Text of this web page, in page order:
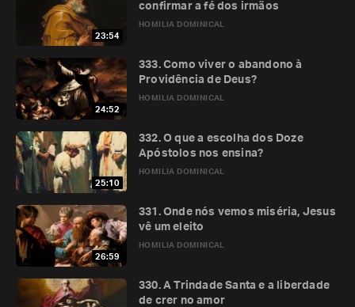
23:54
HOMILIA DOMINICAL
confirmar a fé dos irmãos
24:52
HOMILIA DOMINICAL
333. Como viver o abandono à
Providência de Deus?
25:10
HOMILIA DOMINICAL
332. O que a escolha dos Doze
Apóstolos nos ensina?
26:59
HOMILIA DOMINICAL
331. Onde nós vemos miséria, Jesus
vê um eleito
330. A Trindade Santa e a liberdade
de crer no amor